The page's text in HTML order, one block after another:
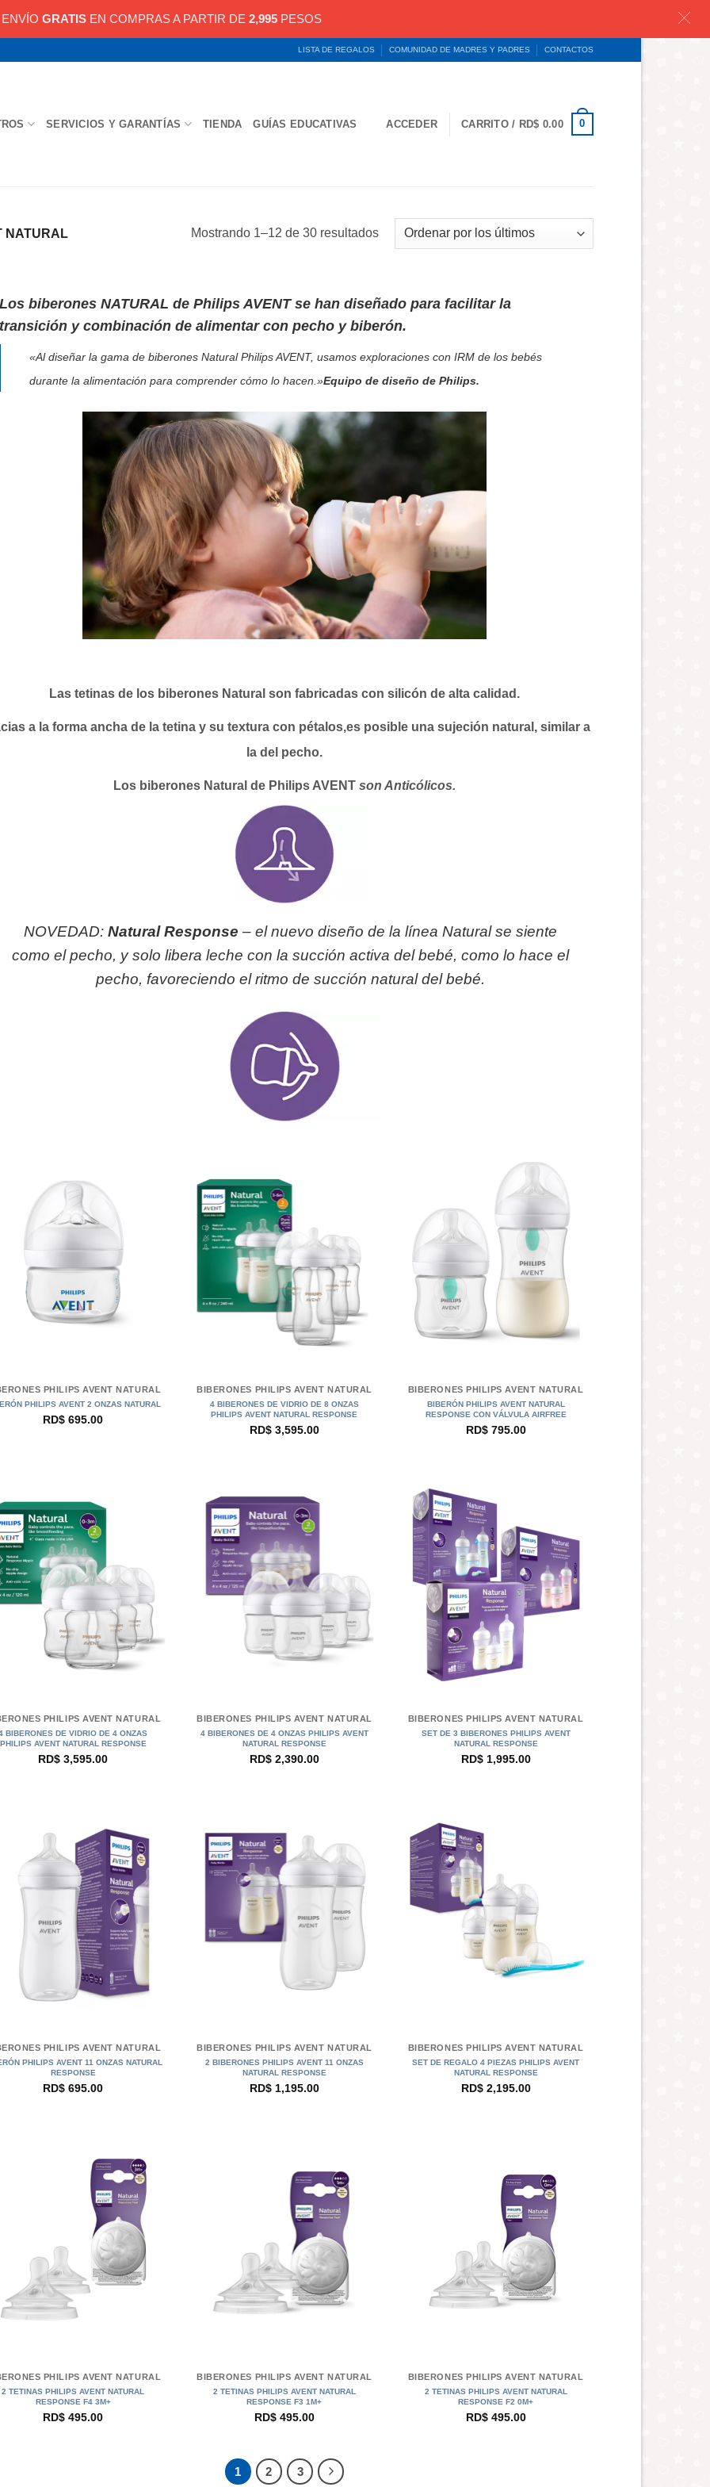
LISTA DE REGALOS COMUNIDAD DE MADRES Y PADRES CONTACTOS
SERVICIOS Y GARANTÍAS TIENDA GUÍAS EDUCATIVAS ACCEDER CARRITO / RD$ 0.00 0
NATURAL Mostrando 1–12 de 30 resultadosOrdenado
por
Los biberones NATURAL de Philips AVENTse han diseñado para facilitar la
transición y combinación de alimentar con pecho y biberón.
«Al diseñar la gama de biberones Natural Philips AVENT, usamos exploraciones con IRM de los bebés
durante la alimentación para comprender cómo lo hacen.»Equipo de diseño de Philips.
Las tetinas de los biberones Natural son fabricadas con silicón de alta calidad.
a la forma ancha de la tetina y su textura con pétalos,es posible una sujeción natural, similar a
la del pecho.
Los biberones Natural de Philips AVENT son Anticólicos.
NOVEDAD:Natural Response – el nuevo diseño de la línea Natural se siente
como el pecho, y solo libera leche con la succión activa del bebé, como lo hace el
pecho, favoreciendo el ritmo de succión natural del bebé.
PHILIPS AVENT NATURAL
PHILIPS AVENT 2 ONZAS NATURAL
RD$ 695.00
BIBERONES PHILIPS AVENT NATURAL
4 BIBERONES DE VIDRIO DE 8 ONZAS
PHILIPS AVENT NATURAL RESPONSE
RD$3,595.00
BIBERONES PHILIPS AVENT NATURAL
BIBERÓN PHILIPS AVENT NATURAL
RESPONSE CON VÁLVULA AIRFREE
RD$795.00
PHILIPS AVENT NATURAL
BIBERONES DE VIDRIO DE 4 ONZAS
PHILIPS AVENT NATURAL RESPONSE
RD$ 3,595.00
BIBERONES PHILIPS AVENT NATURAL
4 BIBERONES DE 4 ONZAS PHILIPS AVENT
NATURAL RESPONSE
RD$2,390.00
BIBERONES PHILIPS AVENT NATURAL
SET DE 3 BIBERONES PHILIPS AVENT
NATURAL RESPONSE
RD$1,995.00
PHILIPS AVENT NATURAL
PHILIPS AVENT 11 ONZAS NATURAL
RESPONSE
RD$ 695.00
BIBERONES PHILIPS AVENT NATURAL
2 BIBERONES PHILIPS AVENT 11 ONZAS
NATURAL RESPONSE
RD$1,195.00
BIBERONES PHILIPS AVENT NATURAL
SET DE REGALO 4 PIEZAS PHILIPS AVENT
NATURAL RESPONSE
RD$2,195.00
PHILIPS AVENT NATURAL
2 TETINAS PHILIPS AVENT NATURAL
RESPONSE F4 3M+
RD$ 495.00
BIBERONES PHILIPS AVENT NATURAL
2 TETINAS PHILIPS AVENT NATURAL
RESPONSE F3 1M+
RD$495.00
BIBERONES PHILIPS AVENT NATURAL
2 TETINAS PHILIPS AVENT NATURAL
RESPONSE F2 0M+
RD$495.00
1 2 3
ENVÍO GRATIS EN COMPRAS A PARTIR DE 2,995 PESOS